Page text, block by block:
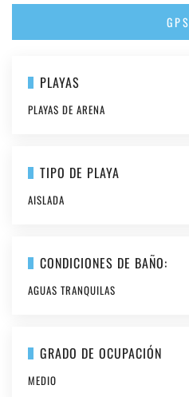
GPS
PLAYAS
PLAYAS DE ARENA
TIPO DE PLAYA
AISLADA
CONDICIONES DE BAÑO:
AGUAS TRANQUILAS
GRADO DE OCUPACIÓN
MEDIO